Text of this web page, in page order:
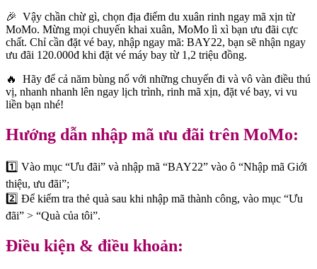
🎉 Vậy chần chừ gì, chọn địa điểm du xuân rinh ngay mã xịn từ
MoMo. Mừng mọi chuyến khai xuân, MoMo lì xì bạn ưu đãi cực
chất. Chỉ cần đặt vé bay, nhập ngay mã: BAY22, bạn sẽ nhận ngay
ưu đãi 120.000đ khi đặt vé máy bay từ 1,2 triệu đồng.
🔥 Hãy để cả năm bùng nổ với những chuyến đi và vô vàn điều thú
vị, nhanh nhanh lên ngay lịch trình, rinh mã xịn, đặt vé bay, vi vu
liền bạn nhé!
Hướng dẫn nhập mã ưu đãi trên MoMo:
1️⃣ Vào mục “Ưu đãi” và nhập mã “BAY22” vào ô “Nhập mã Giới
thiệu, ưu đãi”;
2️⃣ Để kiểm tra thẻ quà sau khi nhập mã thành công, vào mục “Ưu
đãi” > “Quà của tôi”.
Điều kiện & điều khoản: